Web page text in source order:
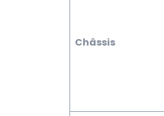
Châssis